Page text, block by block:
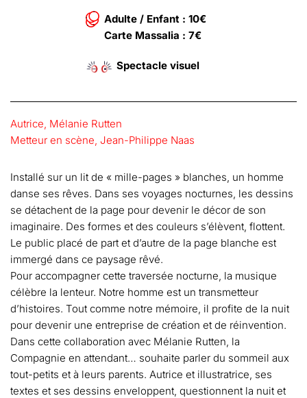
Adulte / Enfant : 10€
Carte Massalia : 7€
Spectacle visuel
Autrice, Mélanie Rutten
Metteur en scène, Jean-Philippe Naas
Installé sur un lit de « mille-pages » blanches, un homme
danse ses rêves. Dans ses voyages nocturnes, les dessins
se détachent de la page pour devenir le décor de son
imaginaire. Des formes et des couleurs s’élèvent, flottent.
Le public placé de part et d’autre de la page blanche est
immergé dans ce paysage rêvé.
Pour accompagner cette traversée nocturne, la musique
célèbre la lenteur. Notre homme est un transmetteur
d’histoires. Tout comme notre mémoire, il profite de la nuit
pour devenir une entreprise de création et de réinvention.
Dans cette collaboration avec Mélanie Rutten, la
Compagnie en attendant… souhaite parler du sommeil aux
tout-petits et à leurs parents. Autrice et illustratrice, ses
textes et ses dessins enveloppent, questionnent la nuit et